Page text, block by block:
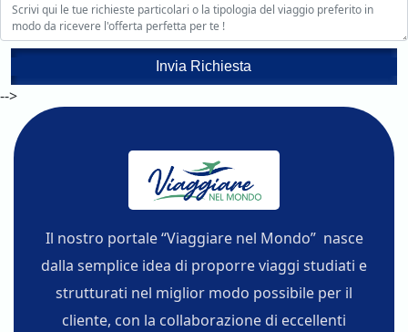
Invia Richiesta
-->
Il nostro portale “Viaggiare nel Mondo” nasce
dalla semplice idea di proporre viaggi studiati e
strutturati nel miglior modo possibile per il
cliente, con la collaborazione di eccellenti